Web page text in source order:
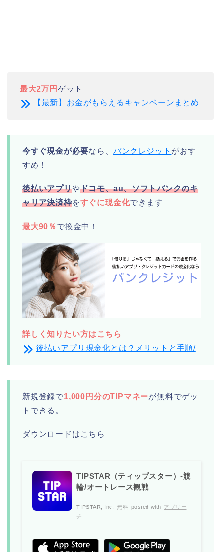
最大2万円 ゲット
【最新】お金がもらえるキャンペーンまとめ
今すぐ現金が必要なら、 バンクレジット がおす
すめ！
後払いアプリやドコモ、au、ソフトバンクのキ
ャリア決済枠をすぐに現金化できます
最大90％ で換金中！
詳しく知りたい方はこちら
後払いアプリ現金化とは？メリットと手順/
新規登録で1,000円分のTIPマネーが無料でゲッ
トできる。
ダウンロードはこちら
TIPSTAR（ティップスター）-競
輪/オートレース観戦
TIPSTAR, Inc. 無料 posted with アプリー
チ